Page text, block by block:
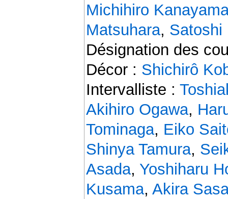
Michihiro
Matsuhara, Satoshi
Désignation des
Décor : Shichirô
Intervalliste :
Akihiro Ogawa,
Tominaga, Eiko
Shinya Tamura,
Asada, Yoshiharu
Kusama, Akira